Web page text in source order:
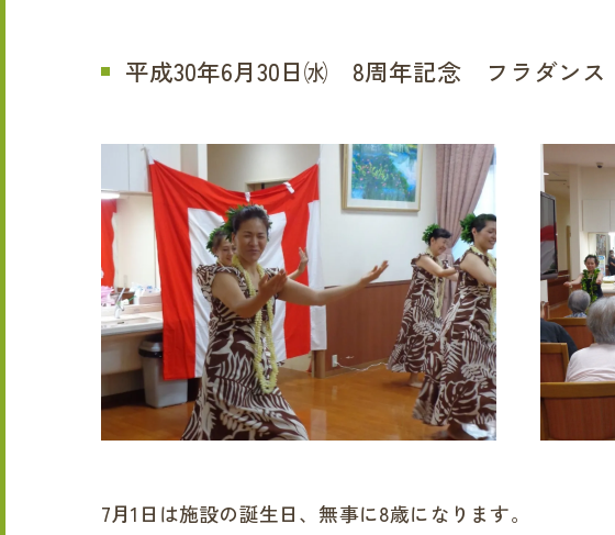
平成30年6月30日㈬ 8周年記念 フラダンス
7月1日は施設の誕生日、無事に8歳になります。